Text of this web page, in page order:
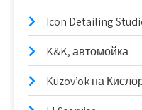
Icon Detailing
K&K, автомойка
Kuzov’ok на